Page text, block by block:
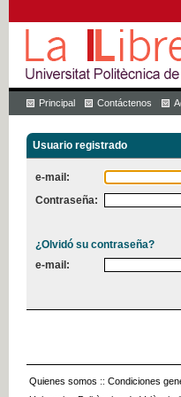
Principal Contáctenos
Usuario registrado
e-mail:
Contraseña:
¿Olvidó su contraseña?
e-mail:
Quienes somos :: Condiciones